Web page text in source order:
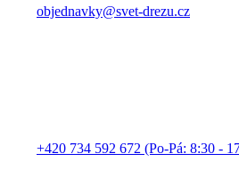
objednavky@svet-drezu.cz
+420 734 592 672 (Po-Pá: 8:30 -